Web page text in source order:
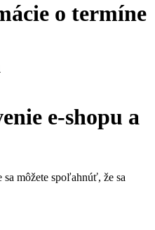
o termíne
e-shopu a
môžete spoľahnúť, že sa